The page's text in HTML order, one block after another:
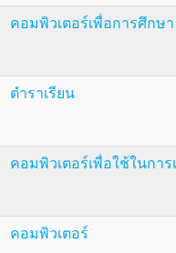
คอมพิวเตอร์เพื่อการศึกษา
ตำราเรียน
คอมพิวเตอร์เพื่อใช้ในกา
คอมพิวเตอร์